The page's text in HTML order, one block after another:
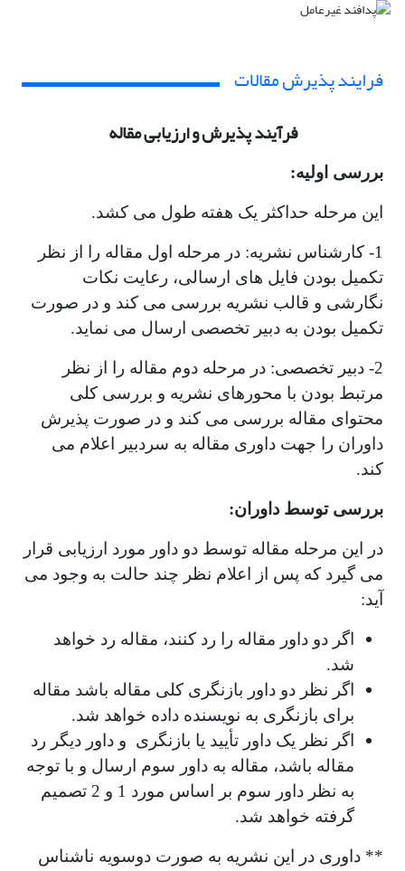
فرایند پذیرش مقالات
فرآیند پذیرش و ارزیابی مقاله
بررسی اولیه:
این مرحله حداکثر یک هفته طول می کشد.
1- کارشناس نشریه: در مرحله اول مقاله را از نظر
تکمیل بودن فایل های ارسالی، رعایت نکات
نگارشی و قالب نشریه بررسی می کند و در صورت
تکمیل بودن به دبیر تخصصی ارسال می نماید.
2- دبیر تخصصی: در مرحله دوم مقاله را از نظر
مرتبط بودن با محورهای نشریه و بررسی کلی
محتوای مقاله بررسی می کند و در صورت پذیرش
داوران را جهت داوری مقاله به سردبیر اعلام می
کند.
بررسی توسط داوران:
در این مرحله مقاله توسط دو داور مورد ارزیابی قرار
می گیرد که پس از اعلام نظر چند حالت به وجود می
آید:
اگر دو داور مقاله را رد کنند، مقاله رد خواهد
شد.
اگر نظر دو داور بازنگری کلی مقاله باشد مقاله
برای بازنگری به نویسنده داده خواهد شد.
اگر نظر یک داور تأیید یا بازنگری و داور دیگر رد
مقاله باشد، مقاله به داور سوم ارسال و با توجه
به نظر داور سوم بر اساس مورد 1 و 2 تصمیم
گرفته خواهد شد.
** داوری در این نشریه به صورت دوسویه ناشناس